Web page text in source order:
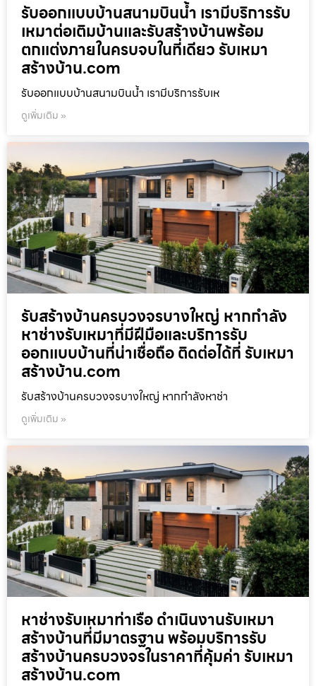
รับออกแบบบ้านสนามบินน้ำ เรามีบริการรับ
เหมาต่อเติมบ้านและรับสร้างบ้านพร้อม
ตกแต่งภายในครบจบในที่เดียว รับเหมา
สร้างบ้าน.com
รับออกแบบบ้านสนามบินน้ำ เรามีบริการรับเห
ดูเพิ่มเติม »
รับสร้างบ้านครบวงจรบางใหญ่ หากกำลัง
หาช่างรับเหมาที่มีฝีมือและบริการรับ
ออกแบบบ้านที่น่าเชื่อถือ ติดต่อได้ที่ รับเหมา
สร้างบ้าน.com
รับสร้างบ้านครบวงจรบางใหญ่ หากกำลังหาช่า
ดูเพิ่มเติม »
หาช่างรับเหมาท่าเรือ ดำเนินงานรับเหมา
สร้างบ้านที่มีมาตรฐาน พร้อมบริการรับ
สร้างบ้านครบวงจรในราคาที่คุ้มค่า รับเหมา
สร้างบ้าน.com